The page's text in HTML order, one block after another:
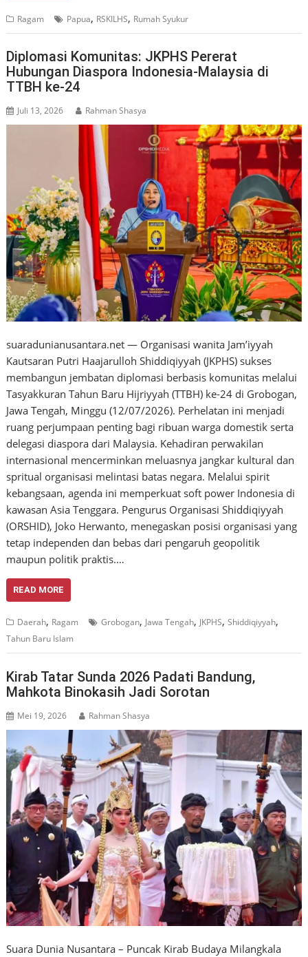
Ragam Papua, RSKILHS, Rumah Syukur
Diplomasi Komunitas: JKPHS Pererat
Hubungan Diaspora Indonesia-Malaysia di
TTBH ke-24
Juli 13, 2026 Rahman Shasya
suaradunianusantara.net — Organisasi wanita Jam’iyyah
Kautsaran Putri Haajarulloh Shiddiqiyyah (JKPHS) sukses
membangun jembatan diplomasi berbasis komunitas melalui
Tasyakkuran Tahun Baru Hijriyyah (TTBH) ke-24 di Grobogan,
Jawa Tengah, Minggu (12/07/2026). Perhelatan ini menjadi
ruang perjumpaan penting bagi ribuan warga domestik serta
delegasi diaspora dari Malaysia. Kehadiran perwakilan
internasional mencerminkan meluasnya jangkar kultural dan
spritual organisasi melintasi batas negara. Melalui spirit
kebangsaan, agenda ini memperkuat soft power Indonesia di
kawasan Asia Tenggara. Pengurus Organisasi Shiddiqiyyah
(ORSHID), Joko Herwanto, menegaskan posisi organisasi yang
tetap independen dan bebas dari pengaruh geopolitik
maupun politik praktis.…
READ MORE
Daerah, Ragam Grobogan, Jawa Tengah, JKPHS,Shiddiqiyyah,
Tahun Baru Islam
Kirab Tatar Sunda 2026 Padati Bandung,
Mahkota Binokasih Jadi Sorotan
Mei 19, 2026 Rahman Shasya
Suara Dunia Nusantara – Puncak Kirab Budaya Milangkala